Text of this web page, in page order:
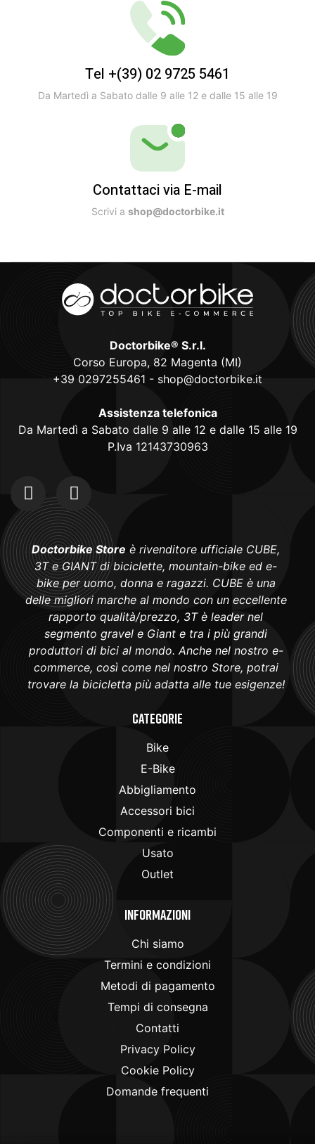
Tel +(39) 02 9725 5461
Da Martedì a Sabato dalle 9 alle 12 e dalle 15 alle 19
Contattaci via E-mail
Scrivi a shop@doctorbike.it
Doctorbike® S.r.l.
Corso Europa, 82 Magenta (MI)
+39 0297255461 - shop@doctorbike.it
Assistenza telefonica
Da Martedì a Sabato dalle 9 alle 12 e dalle 15 alle 19
P.Iva 12143730963
Doctorbike Store è rivenditore ufficiale CUBE,
3T e GIANT di biciclette, mountain-bike ed e-
bike per uomo, donna e ragazzi. CUBE è una
delle migliori marche al mondo con un eccellente
rapporto qualità/prezzo, 3T è leader nel
segmento gravel e Giant e tra i più grandi
produttori di bici al mondo. Anche nel nostro e-
commerce, così come nel nostro Store, potrai
trovare la bicicletta più adatta alle tue esigenze!
Categorie
Bike
E-Bike
Abbigliamento
Accessori bici
Componenti e ricambi
Usato
Outlet
Informazioni
Chi siamo
Termini e condizioni
Metodi di pagamento
Tempi di consegna
Contatti
Privacy Policy
Cookie Policy
Domande frequenti